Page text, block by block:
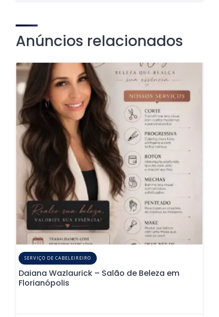
Anúncios relacionados
SERVIÇO DE CABELEIREIRO
Daiana Wazlaurick – Salão de Beleza em
Florianópolis